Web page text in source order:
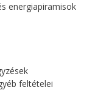
energiapiramisok
feltételei